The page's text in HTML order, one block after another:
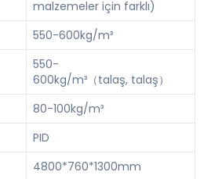
malzemeler için farklı)
550-600kg/m³
550-
600kg/m³（talaş, talaş）
80-100kg/m³
PID
4800*760*1300mm